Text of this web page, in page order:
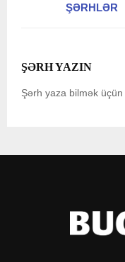
ŞƏRHLƏR
ŞƏRH YAZIN
Şərh yaza bilmək üçün